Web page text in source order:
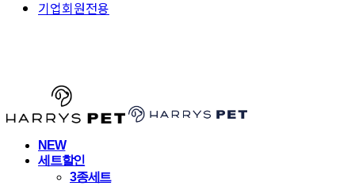
기업회원전용
NEW
세트할인
3종세트